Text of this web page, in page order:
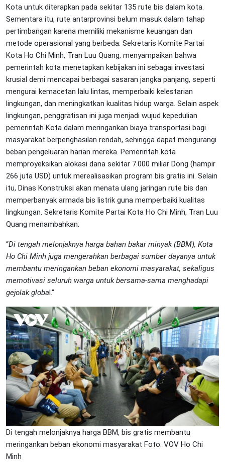
Kota untuk diterapkan pada sekitar 135 rute bis dalam kota.
Sementara itu, rute antarprovinsi belum masuk dalam tahap
pertimbangan karena memiliki mekanisme keuangan dan
metode operasional yang berbeda. Sekretaris Komite Partai
Kota Ho Chi Minh, Tran Luu Quang, menyampaikan bahwa
pemerintah kota menetapkan kebijakan ini sebagai investasi
krusial demi mencapai berbagai sasaran jangka panjang, seperti
mengurai kemacetan lalu lintas, memperbaiki kelestarian
lingkungan, dan meningkatkan kualitas hidup warga. Selain aspek
lingkungan, penggratisan ini juga menjadi wujud kepedulian
pemerintah Kota dalam meringankan biaya transportasi bagi
masyarakat berpenghasilan rendah, sehingga dapat mengurangi
beban pengeluaran harian mereka. Pemerintah kota
memproyeksikan alokasi dana sekitar 7.000 miliar Dong (hampir
266 juta USD) untuk merealisasikan program bis gratis ini. Selain
itu, Dinas Konstruksi akan menata ulang jaringan rute bis dan
memperbanyak armada bis listrik guna memperbaiki kualitas
lingkungan. Sekretaris Komite Partai Kota Ho Chi Minh, Tran Luu
Quang menambahkan:
“Di tengah melonjaknya harga bahan bakar minyak (BBM), Kota
Ho Chi Minh juga mengerahkan berbagai sumber dayanya untuk
membantu meringankan beban ekonomi masyarakat, sekaligus
memotivasi seluruh warga untuk bersama-sama menghadapi
gejolak global."
Di tengah melonjaknya harga BBM, bis gratis membantu
meringankan beban ekonomi masyarakat Foto: VOV Ho Chi
Minh